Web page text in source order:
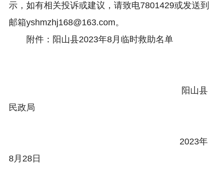
示，如有相关投诉或建议，请致电7801429或发送到
邮箱yshmzhj168@163.com。
附件：阳山县2023年8月临时救助名单
阳山县
民政局
2023年
8月28日